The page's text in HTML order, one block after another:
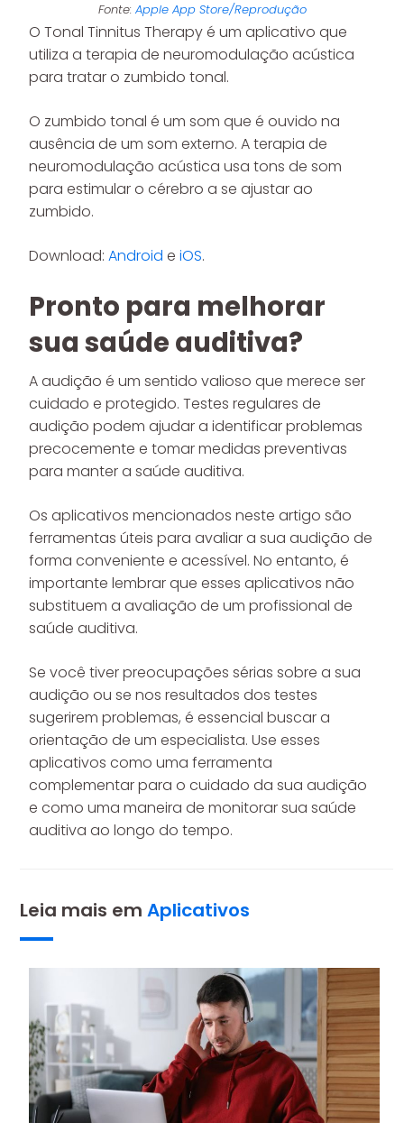
Fonte: Apple App Store/Reprodução
O Tonal Tinnitus Therapy é um aplicativo que
utiliza a terapia de neuromodulação acústica
para tratar o zumbido tonal.
O zumbido tonal é um som que é ouvido na
ausência de um som externo. A terapia de
neuromodulação acústica usa tons de som
para estimular o cérebro a se ajustar ao
zumbido.
Download: Android e iOS.
Pronto para melhorar
sua saúde auditiva?
A audição é um sentido valioso que merece ser
cuidado e protegido. Testes regulares de
audição podem ajudar a identificar problemas
precocemente e tomar medidas preventivas
para manter a saúde auditiva.
Os aplicativos mencionados neste artigo são
ferramentas úteis para avaliar a sua audição de
forma conveniente e acessível. No entanto, é
importante lembrar que esses aplicativos não
substituem a avaliação de um profissional de
saúde auditiva.
Se você tiver preocupações sérias sobre a sua
audição ou se nos resultados dos testes
sugerirem problemas, é essencial buscar a
orientação de um especialista. Use esses
aplicativos como uma ferramenta
complementar para o cuidado da sua audição
e como uma maneira de monitorar sua saúde
auditiva ao longo do tempo.
Leia mais em Aplicativos